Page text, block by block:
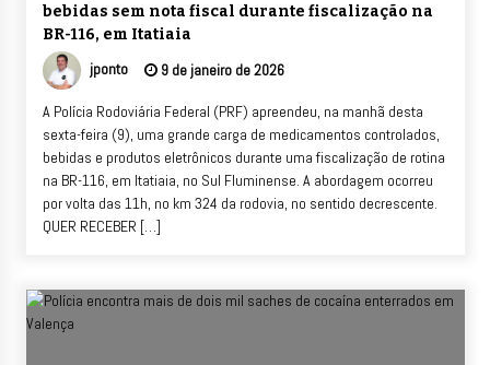
bebidas sem nota fiscal durante fiscalização na
BR-116, em Itatiaia
jponto 9 de janeiro de 2026
A Polícia Rodoviária Federal (PRF) apreendeu, na manhã desta
sexta-feira (9), uma grande carga de medicamentos controlados,
bebidas e produtos eletrônicos durante uma fiscalização de rotina
na BR-116, em Itatiaia, no Sul Fluminense. A abordagem ocorreu
por volta das 11h, no km 324 da rodovia, no sentido decrescente.
QUER RECEBER […]